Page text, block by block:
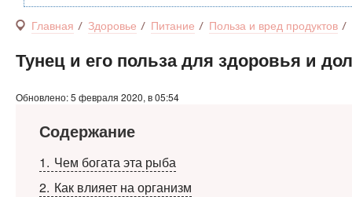
Главная Здоровье Питание Польза и вред продуктов
Тунец и его польза для здоровья и
Обновлено: 5 февраля 2020, в 05:54
Содержание
1
Чем богата эта рыба
2 Как влияет на организм